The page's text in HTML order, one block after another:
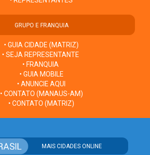
GRUPO E FRANQUIA
• GUIA CIDADE (MATRIZ)
• SEJA REPRESENTANTE
• FRANQUIA
• GUIA MOBILE
• ANUNCIE AQUI
• CONTATO (MANAUS-AM)
• CONTATO (MATRIZ)
MAIS CIDADES ONLINE